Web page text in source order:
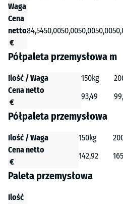
Waga
Cena
netto
€
84,5450,0050,0050,0050,00
Półpaleta przemysłowa m
Ilość / Waga 150kg
Cena netto
€
93,49
Półpaleta przemysłowa
Ilość / Waga 150kg
Cena netto
€
142,92
Paleta przemysłowa
Ilość